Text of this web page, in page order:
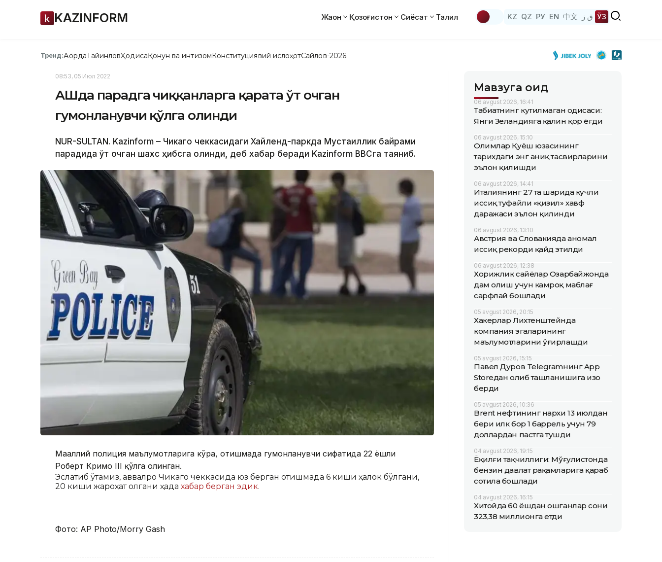
KAZINFORM Жаҳон Қозоғистон Сиёсат Таҳлил KZ QZ РУ EN 中文 ق ز ЎЗ
Тренд:АқордаТайинловҲодисаҚонун ва интизомКонституциявий ислоҳотСайлов-2026
08:53, 05 Июл 2022
АҚШда парадга чиққанларга қарата ўт очган
гумонланувчи қўлга олинди
NUR-SULTAN. Kazinform – Чикаго чеккасидаги Хайленд-паркда Мустақиллик байрами
парадида ўт очган шахс ҳибсга олинди, деб хабар беради Kazinform ВВСга таяниб.
Маҳаллий полиция маълумотларига кўра, отишмада гумонланувчи сифатида 22 ёшли
Роберт Кримо III қўлга олинган.
Эслатиб ўтамиз, аввалроқ Чикаго чеккасида юз берган отишмада 6 киши ҳалок бўлгани,
20 киши жароҳат олгани ҳақда хабар берган эдик.
Фото: AP Photo/Morry Gash
Мавзуга оид
06 avgust 2026, 16:41
Табиатнинг кутилмаган ҳодисаси:
Янги Зеландияга қалин қор ёғди
06 avgust 2026, 15:10
Олимлар Қуёш юзасининг
тарихдаги энг аниқ тасвирларини
эълон қилишди
06 avgust 2026, 14:41
Италиянинг 27 та шаҳрида кучли
иссиқ туфайли «қизил» хавф
даражаси эълон қилинди
06 avgust 2026, 13:10
Австрия ва Словакияда аномал
иссиқ рекорди қайд этилди
06 avgust 2026, 12:38
Хорижлик сайёҳлар Озарбайжонда
дам олиш учун камроқ маблағ
сарфлай бошлади
05 avgust 2026, 20:15
Хакерлар Лихтенштейнда
компания эгаларининг
маълумотларини ўғирлашди
05 avgust 2026, 15:15
Павел Дуров Telegramнинг App
Storeдан олиб ташланишига изоҳ
берди
05 avgust 2026, 10:36
Brent нефтининг нархи 13 июлдан
бери илк бор 1 баррель учун 79
доллардан пастга тушди
04 avgust 2026, 19:15
Ёқилғи тақчиллиги: Мўғулистонда
бензин давлат рақамларига қараб
сотила бошлади
04 avgust 2026, 16:15
Хитойда 60 ёшдан ошганлар сони
323,38 миллионга етди